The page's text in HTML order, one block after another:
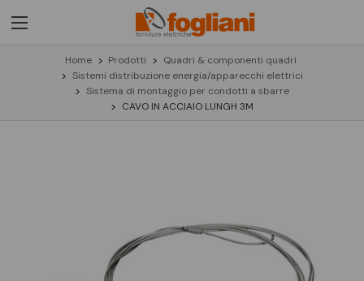
Home Prodotti
Quadri & componenti quadri
Sistemi distribuzione energia/apparecchi elettrici
Sistema di montaggio per condotti a sbarre
CAVO IN ACCIAIO LUNGH 3M